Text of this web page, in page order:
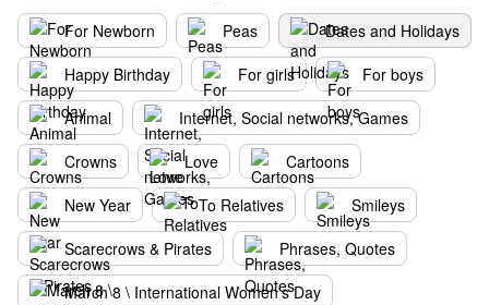
For Newborn Peas
Dates and Holidays
Happy Birthday
For girls
For boys
Animal
Internet, Social networks, Games
Crowns
Love
Cartoons
New Year
To Relatives
Smileys
Scarecrows & Pirates
Phrases, Quotes
March 8 \ International Women's Day